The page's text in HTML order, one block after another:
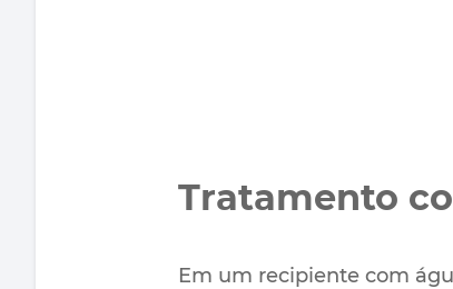
Tratamento
Em um recipiente com